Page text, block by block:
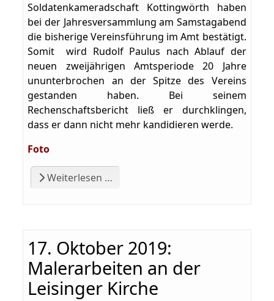
Soldatenkameradschaft Kottingwörth haben
bei der Jahresversammlung am Samstagabend
die bisherige Vereinsführung im Amt bestätigt.
Somit wird Rudolf Paulus nach Ablauf der
neuen zweijährigen Amtsperiode 20 Jahre
ununterbrochen an der Spitze des Vereins
gestanden haben. Bei seinem
Rechenschaftsbericht ließ er durchklingen,
dass er dann nicht mehr kandidieren werde.
Foto
Weiterlesen …
17. Oktober 2019:
Malerarbeiten an der
Leisinger Kirche